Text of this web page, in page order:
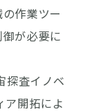
作業ツー
が必要に
探査イノベ
ア開拓によ